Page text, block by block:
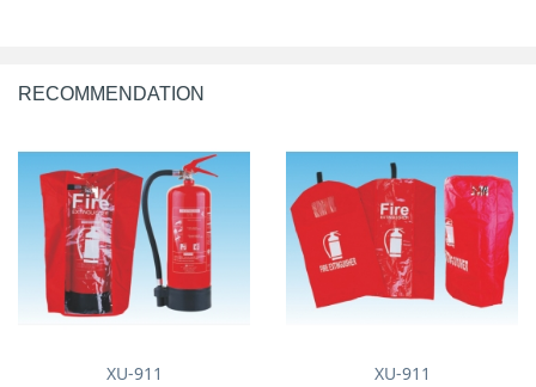
RECOMMENDATION
XU-911 XU-911